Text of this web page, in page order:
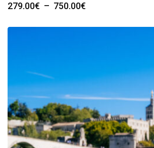
279.00€ – 750.00€
prix :